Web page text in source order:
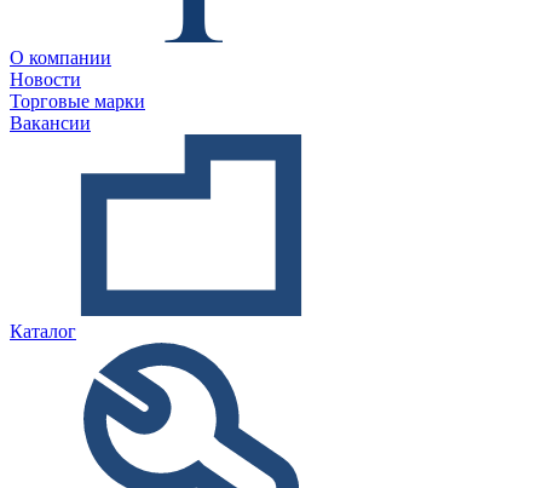
О компании
Новости
Торговые марки
Вакансии
Каталог